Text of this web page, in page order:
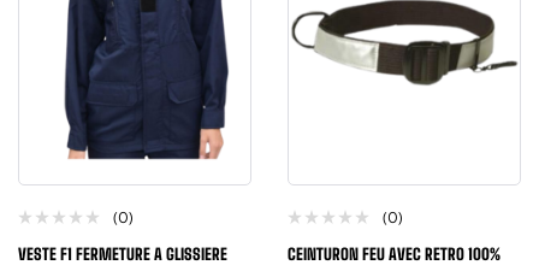
(0)
VESTE F1 FERMETURE A GLISSIERE
(0)
CEINTURON FEU AVEC RETRO 100%